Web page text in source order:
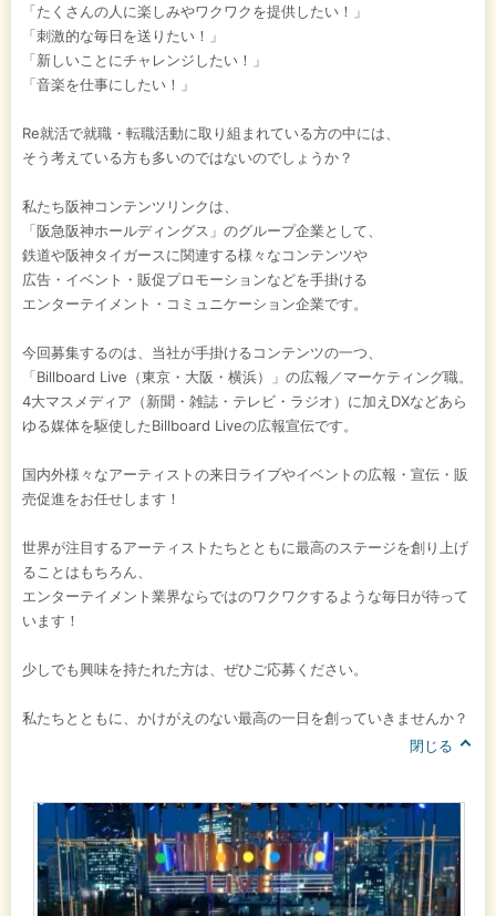
「たくさんの人に楽しみやワクワクを提供したい！」
「刺激的な毎日を送りたい！」
「新しいことにチャレンジしたい！」
「音楽を仕事にしたい！」
Re就活で就職・転職活動に取り組まれている方の中には、
そう考えている方も多いのではないのでしょうか？
私たち阪神コンテンツリンクは、
「阪急阪神ホールディングス」のグループ企業として、
鉄道や阪神タイガースに関連する様々なコンテンツや
広告・イベント・販促プロモーションなどを手掛ける
エンターテイメント・コミュニケーション企業です。
今回募集するのは、当社が手掛けるコンテンツの一つ、
「Billboard Live（東京・大阪・横浜）」の広報／マーケティング職。
4大マスメディア（新聞・雑誌・テレビ・ラジオ）に加えDXなどあら
ゆる媒体を駆使したBillboard Liveの広報宣伝です。
国内外様々なアーティストの来日ライブやイベントの広報・宣伝・販
売促進をお任せします！
世界が注目するアーティストたちとともに最高のステージを創り上げ
ることはもちろん、
エンターテイメント業界ならではのワクワクするような毎日が待って
います！
少しでも興味を持たれた方は、ぜひご応募ください。
私たちとともに、かけがえのない最高の一日を創っていきませんか？
閉じる